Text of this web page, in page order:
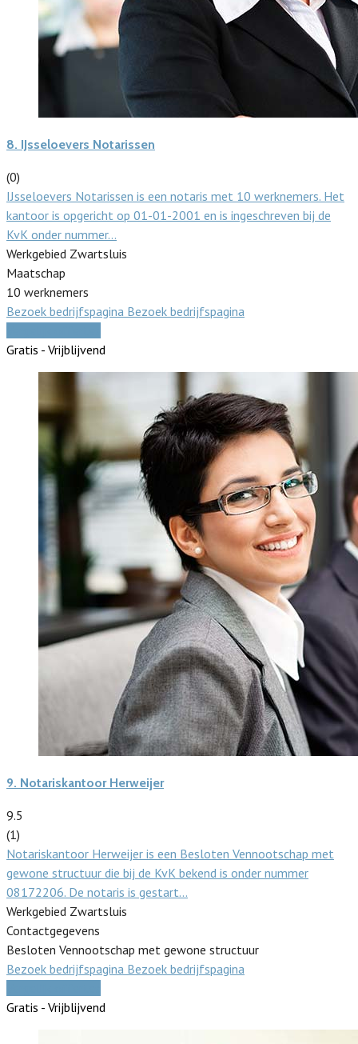
8. IJsseloevers Notarissen
(0)
IJsseloevers Notarissen is een notaris met 10 werknemers. Het
kantoor is opgericht op 01-01-2001 en is ingeschreven bij de
KvK onder nummer…
Werkgebied Zwartsluis
Maatschap
10 werknemers
Bezoek bedrijfspagina Bezoek bedrijfspagina
Gratis - Vrijblijvend
9. Notariskantoor Herweijer
9.5
(1)
Notariskantoor Herweijer is een Besloten Vennootschap met
gewone structuur die bij de KvK bekend is onder nummer
08172206. De notaris is gestart…
Werkgebied Zwartsluis
Contactgegevens
Besloten Vennootschap met gewone structuur
Bezoek bedrijfspagina Bezoek bedrijfspagina
Gratis - Vrijblijvend